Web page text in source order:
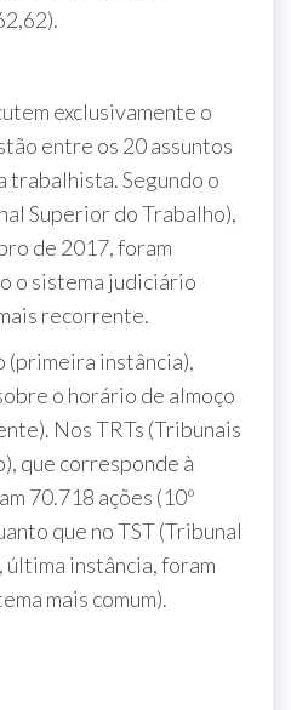
exclusivamente o
entre os 20 assuntos
trabalhista. Segundo o
Superior do Trabalho),
de 2017, foram
o sistema judiciário
recorrente.
(primeira instância),
o horário de almoço
Nos TRTs (Tribunais
que corresponde à
70.718 ações (10º
que no TST (Tribunal
instância, foram
mais comum).